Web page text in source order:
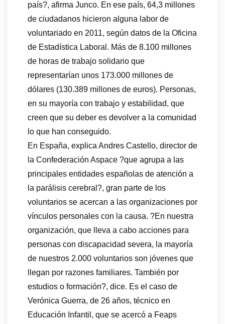
país?, afirma Junco. En ese país, 64,3 millones
de ciudadanos hicieron alguna labor de
voluntariado en 2011, según datos de la Oficina
de Estadística Laboral. Más de 8.100 millones
de horas de trabajo solidario que
representarían unos 173.000 millones de
dólares (130.389 millones de euros). Personas,
en su mayoría con trabajo y estabilidad, que
creen que su deber es devolver a la comunidad
lo que han conseguido.
En España, explica Andres Castello, director de
la Confederación Aspace ?que agrupa a las
principales entidades españolas de atención a
la parálisis cerebral?, gran parte de los
voluntarios se acercan a las organizaciones por
vínculos personales con la causa. ?En nuestra
organización, que lleva a cabo acciones para
personas con discapacidad severa, la mayoría
de nuestros 2.000 voluntarios son jóvenes que
llegan por razones familiares. También por
estudios o formación?, dice. Es el caso de
Verónica Guerra, de 26 años, técnico en
Educación Infantil, que se acercó a Feaps